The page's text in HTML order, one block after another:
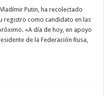
Putin, ha recolectado
registro como candidato en las
«A día de hoy, en apoyo
de la Federación Rusa,